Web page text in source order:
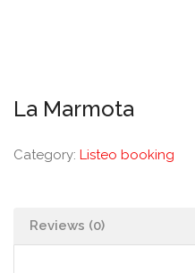
La Marmota
Category: Listeo booking
Reviews (0)